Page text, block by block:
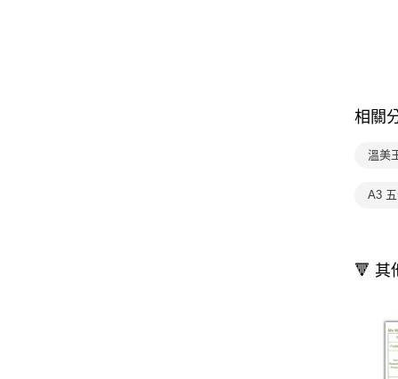
相關
溫美
A3
🔻 其